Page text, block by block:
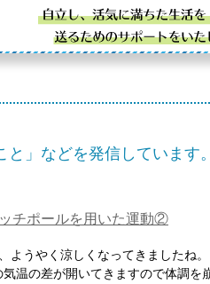
と」などを発信しています。
チポールを用いた運動②
ようやく涼しくなってきましたね。
温の差が開いてきますので体調を